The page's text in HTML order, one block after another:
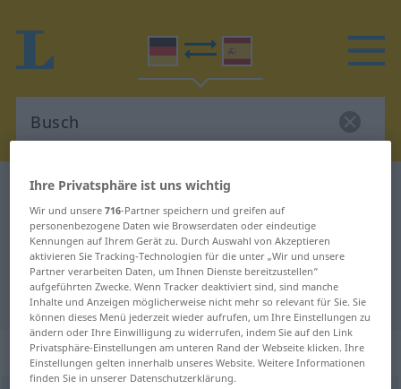
Deutsch-Spanisch Wörterbuch
Deutsch-Spanisch Übersetzung für
"Busch"
"Busch" Spanisch Übersetzung
„Busch“: Maskulinum
Ihre Privatsphäre ist uns wichtig
Wir und unsere716-Partner speichern und greifen auf
personenbezogene Daten wie Browserdaten oder eindeutige
Kennungen auf Ihrem Gerät zu. Durch Auswahl von Akzeptieren
aktivieren Sie Tracking-Technologien für die unter „Wir und unsere
Partner verarbeiten Daten, um Ihnen Dienste bereitzustellen“
aufgeführten Zwecke. Wenn Tracker deaktiviert sind, sind manche
Inhalte und Anzeigen möglicherweise nicht mehr so relevant für Sie. Sie
können dieses Menü jederzeit wieder aufrufen, um Ihre Einstellungen zu
ändern oder Ihre Einwilligung zu widerrufen, indem Sie auf den Link
Privatsphäre-Einstellungen am unteren Rand der Webseite klicken. Ihre
Einstellungen gelten innerhalb unseres Website. Weitere Informationen
finden Sie in unserer Datenschutzerklärung.